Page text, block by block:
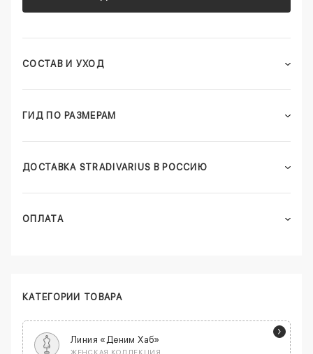
СОСТАВ И УХОД
ГИД ПО РАЗМЕРАМ
ДОСТАВКА STRADIVARIUS В РОССИЮ
ОПЛАТА
КАТЕГОРИИ ТОВАРА
Линия «Деним Хаб»
ЖЕНСКАЯ КОЛЛЕКЦИЯ